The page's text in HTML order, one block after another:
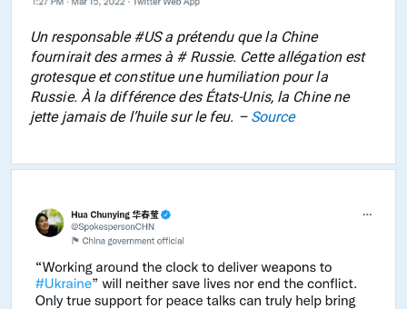
Un responsable #US a prétendu que la Chine
fournirait des armes à # Russie. Cette allégation est
grotesque et constitue une humiliation pour la
Russie. À la différence des États-Unis, la Chine ne
jette jamais de l’huile sur le feu. – Source